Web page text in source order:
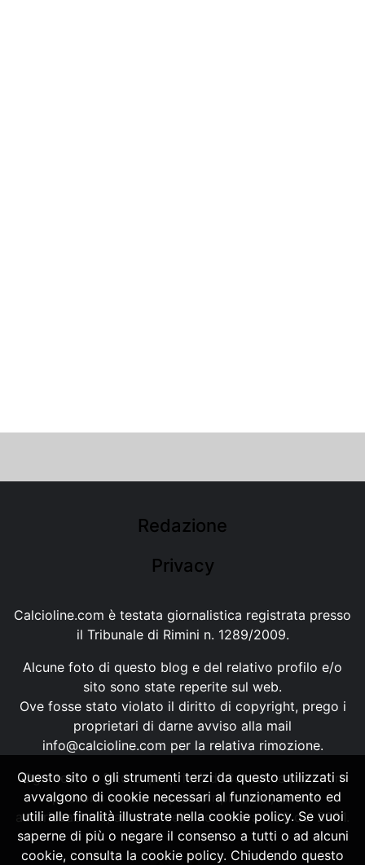
Redazione
Privacy
Calcioline.com è testata giornalistica registrata presso
il Tribunale di Rimini n. 1289/2009.
Alcune foto di questo blog e del relativo profilo e/o
sito sono state reperite sul web.
Ove fosse stato violato il diritto di copyright, prego i
proprietari di darne avviso alla mail
info@calcioline.com per la relativa rimozione.
Ogni testo e foto di proprietà di Calcioline.com non
possono essere copiati o riprodotti, senza
autorizzazione, ai sensi della normativa n.29 del 2001.
Questo sito o gli strumenti terzi da questo utilizzati si
avvalgono di cookie necessari al funzionamento ed
utili alle finalità illustrate nella cookie policy. Se vuoi
saperne di più o negare il consenso a tutti o ad alcuni
cookie, consulta la cookie policy. Chiudendo questo